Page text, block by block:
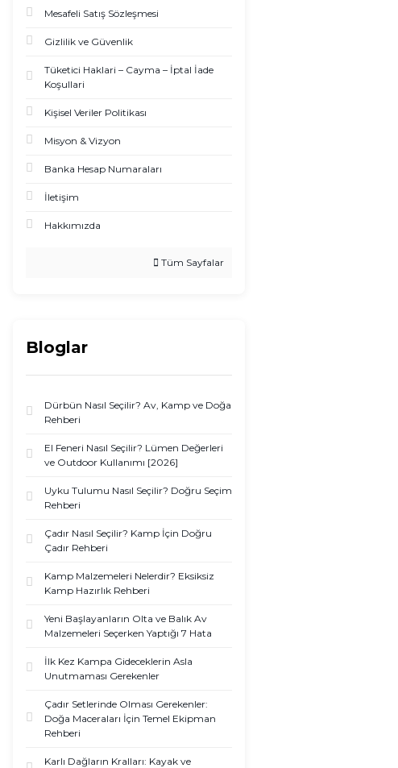
Mesafeli Satış Sözleşmesi
Gizlilik ve Güvenlik
Tüketici Haklari – Cayma – İptal İade
Koşullari
Kişisel Veriler Politikası
Misyon & Vizyon
Banka Hesap Numaraları
İletişim
Hakkımızda
Tüm Sayfalar
Bloglar
Dürbün Nasıl Seçilir? Av, Kamp ve Doğa
Rehberi
El Feneri Nasıl Seçilir? Lümen Değerleri
ve Outdoor Kullanımı [2026]
Uyku Tulumu Nasıl Seçilir? Doğru Seçim
Rehberi
Çadır Nasıl Seçilir? Kamp İçin Doğru
Çadır Rehberi
Kamp Malzemeleri Nelerdir? Eksiksiz
Kamp Hazırlık Rehberi
Yeni Başlayanların Olta ve Balık Av
Malzemeleri Seçerken Yaptığı 7 Hata
İlk Kez Kampa Gideceklerin Asla
Unutmaması Gerekenler
Çadır Setlerinde Olması Gerekenler:
Doğa Maceraları İçin Temel Ekipman
Rehberi
Karlı Dağların Kralları: Kayak ve